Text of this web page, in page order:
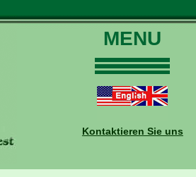
MENU
Touren
Daten und Preise
Buchungen
Kontaktieren Sie uns